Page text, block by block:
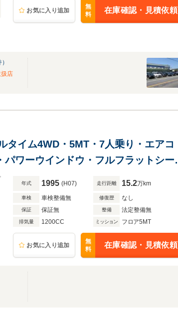
お気に入り追加
無
料
在庫確認・見積依頼
店
タイム4WD・5MT・7人乗り・エアコ
ワーウインドウ・フルフラットシー
年式 1995 (H07) 走行距離 15.2万km
車検 車検整備無 修復歴 なし
保証 保証無 整備 法定整備無
排気量 1200CC ミッション フロア5MT
お気に入り追加
無
料
在庫確認・見積依頼